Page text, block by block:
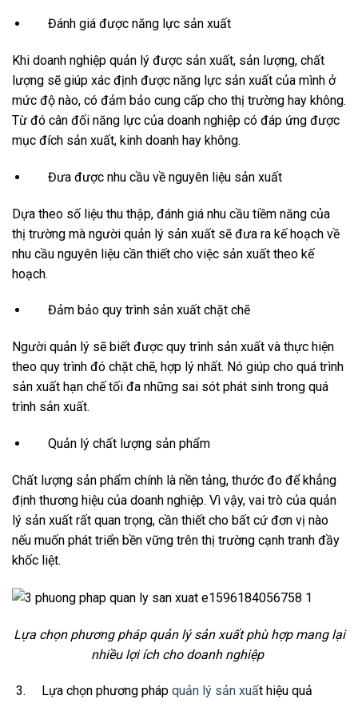
Đánh giá được năng lực sản xuất
Khi doanh nghiệp quản lý được sản xuất, sản lượng, chất
lượng sẽ giúp xác định được năng lực sản xuất của mình ở
mức độ nào, có đảm bảo cung cấp cho thị trường hay không.
Từ đó cân đối năng lực của doanh nghiệp có đáp ứng được
mục đích sản xuất, kinh doanh hay không.
Đưa được nhu cầu về nguyên liệu sản xuất
Dựa theo số liệu thu thập, đánh giá nhu cầu tiềm năng của
thị trường mà người quản lý sản xuất sẽ đưa ra kế hoạch về
nhu cầu nguyên liệu cần thiết cho việc sản xuất theo kế
hoạch.
Đảm bảo quy trình sản xuất chặt chẽ
Người quản lý sẽ biết được quy trình sản xuất và thực hiện
theo quy trình đó chặt chẽ, hợp lý nhất. Nó giúp cho quá trình
sản xuất hạn chế tối đa những sai sót phát sinh trong quá
trình sản xuất.
Quản lý chất lượng sản phẩm
Chất lượng sản phẩm chính là nền tảng, thước đo để khẳng
định thương hiệu của doanh nghiệp. Vì vậy, vai trò của quản
lý sản xuất rất quan trọng, cần thiết cho bất cứ đơn vị nào
nếu muốn phát triển bền vững trên thị trường cạnh tranh đầy
khốc liệt.
Lựa chọn phương pháp quản lý sản xuất phù hợp mang lại
nhiều lợi ích cho doanh nghiệp
Lựa chọn phương phápquản lý sản xuất hiệu quả